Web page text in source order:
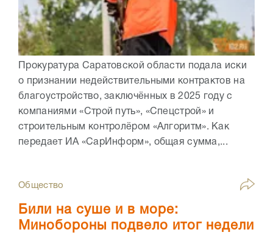
Прокуратура Саратовской области подала иски
о признании недействительными контрактов на
благоустройство, заключённых в 2025 году с
компаниями «Строй путь», «Спецстрой» и
строительным контролёром «Алгоритм». Как
передает ИА «СарИнформ», общая сумма,...
Общество
Били на суше и в море:
Минобороны подвело итог недели